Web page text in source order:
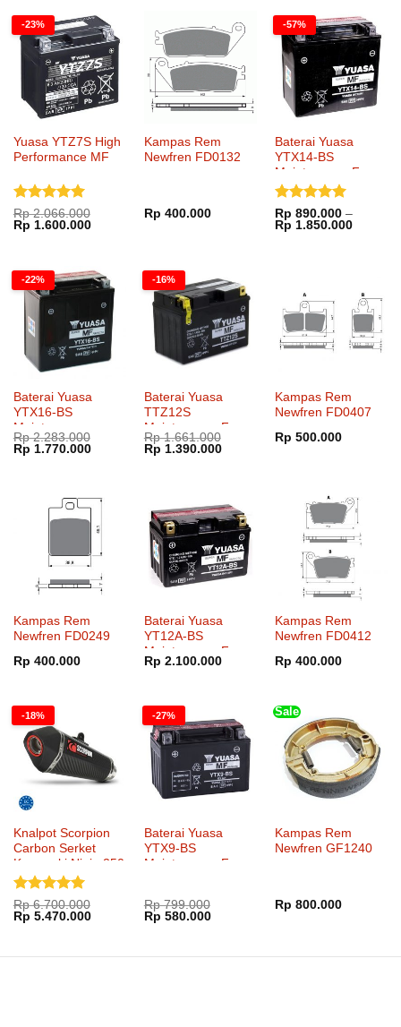
-23%
Yuasa YTZ7S High
Performance MF
Dinilai5
dari 5
Rp2.066.000
Harga
aslinya
Rp 1.600.000Harga
Rp 1.600.000.
Kampas Rem
Newfren FD0132
Rp 400.000
-57%
Baterai Yuasa
YTX14-BS
Maintenance Free
Dinilai 5
dari 5
Rp 890.000 –
Rp 1.850.000Rentang
-22%
Baterai Yuasa
YTX16-BS
Maintenance
Rp2.283.000
Harga
aslinya
Rp 1.770.000Harga
-16%
Baterai Yuasa
TTZ12S
Maintenance Free
Rp1.661.000
Harga
aslinya
Rp 1.390.000Harga
Kampas Rem
Newfren FD0407
Rp 500.000
Kampas Rem
Newfren FD0249
Rp 400.000
Baterai Yuasa
YT12A-BS
Maintenance Free
Rp 2.100.000
Kampas Rem
Newfren FD0412
Rp 400.000
-18%
Knalpot Scorpion
Carbon Serket
Kawasaki Ninja 250
SlipOn
Dinilai5
dari 5
Rp6.700.000
Harga
aslinya
Rp 5.470.000Harga
Rp 5.470.000.
-27%
Baterai Yuasa
YTX9-BS
Maintenance Free
Rp799.000
Harga
aslinya
Rp 580.000Harga
Rp 580.000.
Sale
Kampas Rem
Newfren GF1240
Rp 800.000